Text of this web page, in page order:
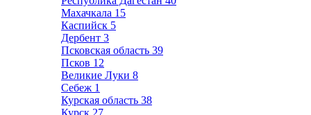
Махачкала 15
Каспийск 5
Дербент 3
Псковская область 39
Псков 12
Великие Луки 8
Себеж 1
Курская область 38
Курск 27